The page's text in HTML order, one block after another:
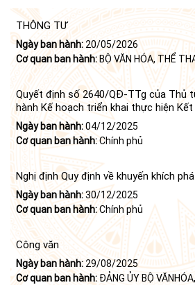
THÔNG TƯ
Ngày ban hành: 20/05/2026
Cơ quan ban hành:BỘ VĂN HÓA, THỂ
Quyết định số 2640/QĐ-TTg của Thủ
hành Kế hoạch triển khai thực hiện
ngày 21 tháng 6 năm 2024 của Bộ
hiện Nghị quyết số 23-NQ/TW ngày 16
của Bộ Chính trị (khóa X) về "tiếp tục
văn học, nghệ thuật trong thời kỳ mới"
Ngày ban hành:04/12/2025
Cơ quan ban hành:Chính phủ
Nghị định Quy định về khuyến khích
Ngày ban hành:30/12/2025
Cơ quan ban hành:Chính phủ
Công văn
Ngày ban hành: 29/08/2025
Cơ quan ban hành: ĐẢNG ỦY BỘ